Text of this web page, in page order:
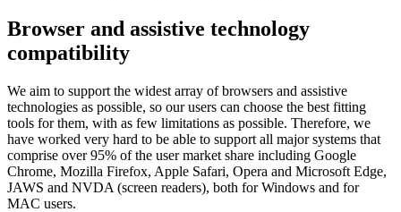
Browser and assistive technology
compatibility
We aim to support the widest array of browsers and assistive
technologies as possible, so our users can choose the best fitting
tools for them, with as few limitations as possible. Therefore, we
have worked very hard to be able to support all major systems that
comprise over 95% of the user market share including Google
Chrome, Mozilla Firefox, Apple Safari, Opera and Microsoft Edge,
JAWS and NVDA (screen readers), both for Windows and for
MAC users.